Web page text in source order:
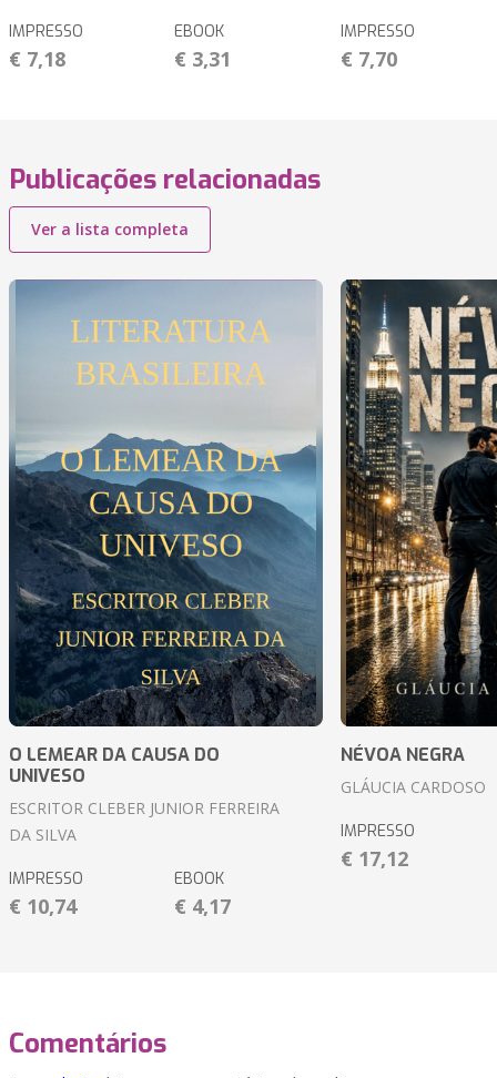
IMPRESSO
€ 7,18
EBOOK
€ 3,31
IMPRESSO
€ 7,70
Publicações relacionadas
Ver a lista completa
O LEMEAR DA CAUSA DO
UNIVESO
ESCRITOR CLEBER JUNIOR FERREIRA
DA SILVA
IMPRESSO
€ 10,74
EBOOK
€ 4,17
NÉVOA NEGRA
GLÁUCIA CARDOSO
IMPRESSO
€ 17,12
Comentários